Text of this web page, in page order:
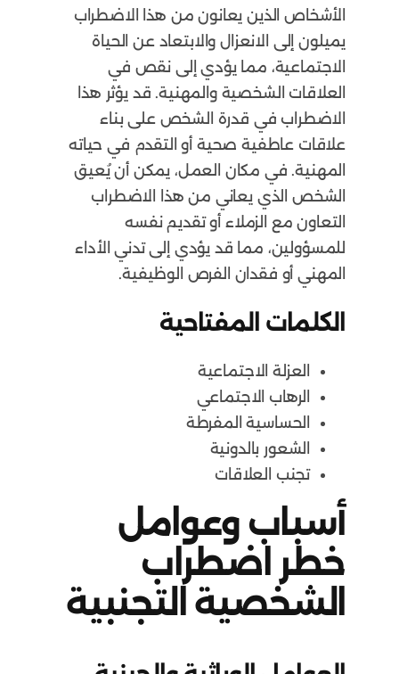
الأشخاص الذين يعانون من هذا الاضطراب
يميلون إلى الانعزال والابتعاد عن الحياة
الاجتماعية، مما يؤدي إلى نقص في
العلاقات الشخصية والمهنية. قد يؤثر هذا
الاضطراب في قدرة الشخص على بناء
علاقات عاطفية صحية أو التقدم في حياته
المهنية. في مكان العمل، يمكن أن يُعيق
الشخص الذي يعاني من هذا الاضطراب
التعاون مع الزملاء أو تقديم نفسه
للمسؤولين، مما قد يؤدي إلى تدني الأداء
المهني أو فقدان الفرص الوظيفية.
الكلمات المفتاحية
العزلة الاجتماعية
الرهاب الاجتماعي
الحساسية المفرطة
الشعور بالدونية
تجنب العلاقات
أسباب وعوامل
خطر اضطراب
الشخصية التجنبية